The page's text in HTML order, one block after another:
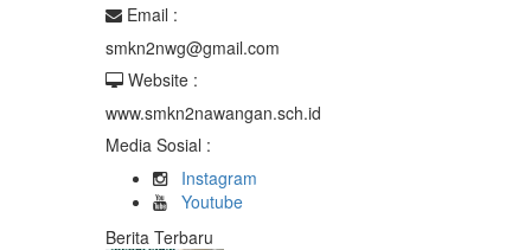
Email :
smkn2nwg@gmail.com
Website :
www.smkn2nawangan.sch.id
Media Sosial :
Instagram
Youtube
Berita Terbaru